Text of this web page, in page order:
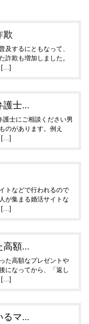
欺
及するにともなって、
詐欺も増加しました。
[…]
護士...
士にご相談ください男
のがあります。例え
[…]
トなどで行われるので
が集まる婚活サイトな
[…]
高額...
た高額なプレゼントや
になってから、「返し
[…]
るマ...